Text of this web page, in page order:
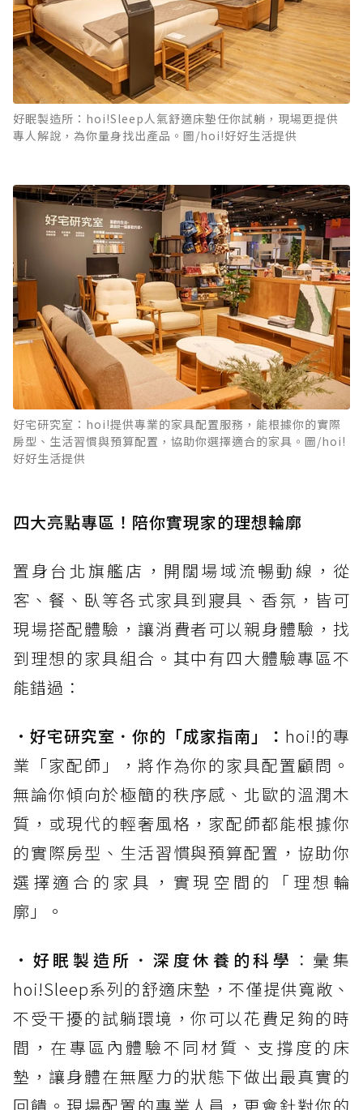
好眠製造所：hoi!Sleep人氣舒適床墊任你試躺，現場更提供
專人解說，為你量身找出產品。圖/hoi!好好生活提供
好宅研究室：hoi!提供專業的家具配置服務，能根據你的實際
房型、生活習慣與預算配置，協助你選擇適合的家具。圖/hoi!
好好生活提供
四大亮點專區！陪你實現家的理想輪廓
置身台北旗艦店，開闊場域流暢動線，從
客、餐、臥等各式家具到寢具、香氛，皆可
現場搭配體驗，讓消費者可以親身體驗，找
到理想的家具組合。其中有四大體驗專區不
能錯過：
• 好宅研究室．你的「成家指南」： hoi!的專
業「家配師」，將作為你的家具配置顧問。
無論你傾向於極簡的秩序感、北歐的溫潤木
質，或現代的輕奢風格，家配師都能根據你
的實際房型、生活習慣與預算配置，協助你
選擇適合的家具，實現空間的「理想輪
廓」。
• 好眠製造所．深度休養的科學 ：彙集
hoi!Sleep系列的舒適床墊，不僅提供寬敞、
不受干擾的試躺環境，你可以花費足夠的時
間，在專區內體驗不同材質、支撐度的床
墊，讓身體在無壓力的狀態下做出最真實的